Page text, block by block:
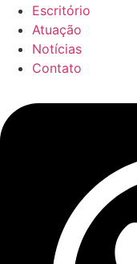
Escritório
Atuação
Notícias
Contato